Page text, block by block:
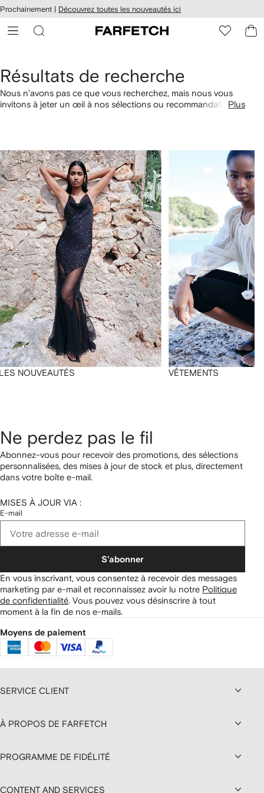
au
principal
Prochainement | Découvrez toutes les nouveautés ici
Résultats de recherche
Nous n'avons pas ce que vous recherchez, mais nous vous
invitons à jeter un œil à nos sélections ou recommandationsPlus
NOUVEAUTÉS VÊTEMENTS
Ne perdez pas le fil
Abonnez-vous pour recevoir des promotions, des sélections
personnalisées, des mises à jour de stock et plus, directement
dans votre boîte e-mail.
MISES À JOUR VIA :
E-mail
S'abonner
En vous inscrivant, vous consentez à recevoir des messages
marketing par e-mail et reconnaissez avoir lu notre Politique
de confidentialité. Vous pouvez vous désinscrire à tout
moment à la fin de nos e-mails.
Moyens de paiement
SERVICE CLIENT
À PROPOS DE FARFETCH
PROGRAMME DE FIDÉLITÉ
CONTENT AND SERVICES